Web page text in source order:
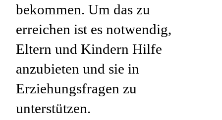
bekommen. Um das zu
erreichen ist es notwendig,
Eltern und Kindern Hilfe
anzubieten und sie in
Erziehungsfragen zu
unterstützen.